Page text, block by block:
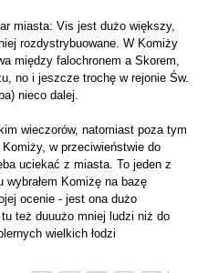
miasta: Vis jest dużo większy,
rozdystrybuowane. W Komiży
między falochronem a Skorem,
no i jeszcze trochę w rejonie Św.
nieco dalej.
wieczorów, natomiast poza tym
w przeciwieństwie do
uciekać z miasta. To jeden z
Komiżę na bazę
ocenie - jest ona dużo
też duuużo mniej ludzi niż do
wielkich łodzi